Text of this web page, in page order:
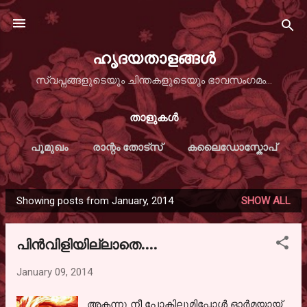
Skip to main content
ഹൃദയതാളങ്ങള്‍
സ്വപ്നങ്ങളുടെയും ചിന്തകളുടെയും ഭാവസംഗമം...
താളുകള്‍
പൂമുഖം രാന്റം തോട്സ് കലൈഡോസ്കോപ്
P
o
Showing posts from January, 2014 SHOW ALL
പിന്‍വിളിയില്ലാതെ....
January 09, 2014
അകന്നു നീ പോകിലുമിപ്പോള്‍ ഓര്‍മയായ്‌